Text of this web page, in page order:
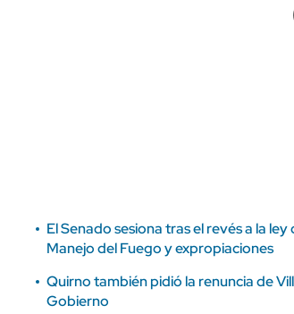
El Senado sesiona tras el revés a la
Manejo del Fuego y expropiaciones
Quirno también pidió la renuncia de
Gobierno